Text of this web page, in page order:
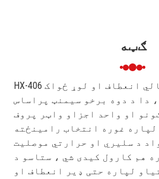
ګټه
HX-406 ایمولشن د خپل عالي انعطاف او لوړ ځواک
دا د دوه برخو سیمنټ پراساس
او واحد اجزاو واټر پروف
غوره انتخاب رامینځته
د سلیري او حرارتي موصلیت
هم کارول کیدی شي ، ستاسو د
لپاره حتی ډیر انعطاف او